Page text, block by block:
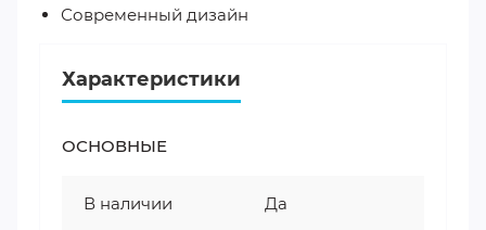
Современный дизайн
Характеристики
ОСНОВНЫЕ
В наличии Да